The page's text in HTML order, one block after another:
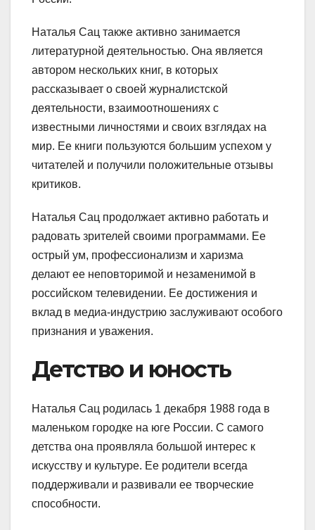
Наталья Сац также активно занимается
литературной деятельностью. Она является
автором нескольких книг, в которых
рассказывает о своей журналистской
деятельности, взаимоотношениях с
известными личностями и своих взглядах на
мир. Ее книги пользуются большим успехом у
читателей и получили положительные отзывы
критиков.
Наталья Сац продолжает активно работать и
радовать зрителей своими программами. Ее
острый ум, профессионализм и харизма
делают ее неповторимой и незаменимой в
российском телевидении. Ее достижения и
вклад в медиа-индустрию заслуживают особого
признания и уважения.
Детство и юность
Наталья Сац родилась 1 декабря 1988 года в
маленьком городке на юге России. С самого
детства она проявляла большой интерес к
искусству и культуре. Ее родители всегда
поддерживали и развивали ее творческие
способности.